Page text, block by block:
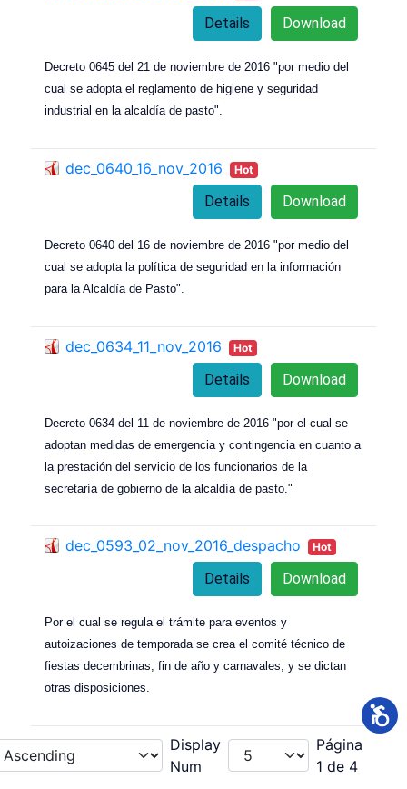
Download
Details
Decreto 0645 del 21 de noviembre de 2016 "por medio del
cual se adopta el reglamento de higiene y seguridad
industrial en la alcaldía de pasto".
dec_0640_16_nov_2016 Hot
Download
Details
Decreto 0640 del 16 de noviembre de 2016 "por medio del
cual se adopta la política de seguridad en la información
para la Alcaldía de Pasto".
dec_0634_11_nov_2016 Hot
Download
Details
Decreto 0634 del 11 de noviembre de 2016 "por el cual se
adoptan medidas de emergencia y contingencia en cuanto a
la prestación del servicio de los funcionarios de la
secretaría de gobierno de la alcaldía de pasto."
dec_0593_02_nov_2016_despacho Hot
Download
Details
Por el cual se regula el trámite para eventos y
autoizaciones de temporada se crea el comité técnico de
fiestas decembrinas, fin de año y carnavales, y se dictan
otras disposiciones.
Display
Num
Página
1 de 4